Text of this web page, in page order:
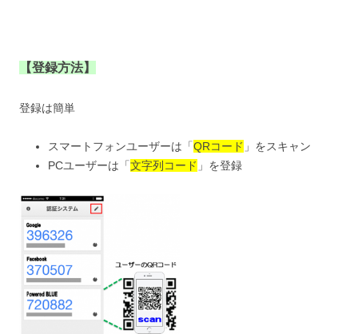
【登録方法】
登録は簡単
スマートフォンユーザーは 「QRコード 」 をスキャン
PCユーザーは「文字列コード 」を登録